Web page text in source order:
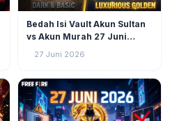
Bedah Isi Vault Akun Sultan
vs Akun Murah 27 Juni
27 Juni 2026